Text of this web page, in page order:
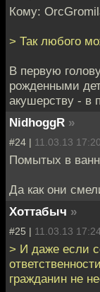
Кому:
> Так любого
В первую
рожденными
акушерству - в
NidhoggR »
#24 | 11.03.13 17:20
Помытых в
Да как они
Хоттабыч »
#25 | 11.03.13
> И даже если
гражданин не